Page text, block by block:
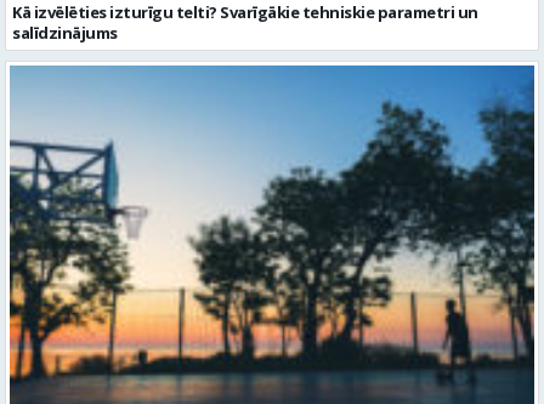
Kā izvēlēties izturīgu telti? Svarīgākie tehniskie parametri un
salīdzinājums